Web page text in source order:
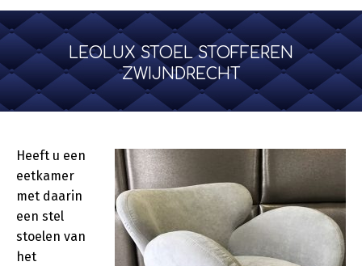
LEOLUX STOEL STOFFEREN
ZWIJNDRECHT
Heeft u een
eetkamer
met daarin
een stel
stoelen van
het